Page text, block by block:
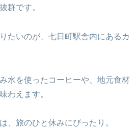
群です。
たいのが、七日町駅舎内にあるカ
水を使ったコーヒーや、地元食材
わえます。
は、旅のひと休みにぴったり。